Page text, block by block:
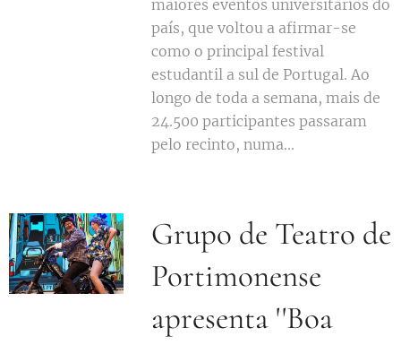
maiores eventos universitários do
país, que voltou a afirmar-se
como o principal festival
estudantil a sul de Portugal. Ao
longo de toda a semana, mais de
24.500 participantes passaram
pelo recinto, numa...
Grupo de Teatro de
Portimonense
apresenta ''Boa